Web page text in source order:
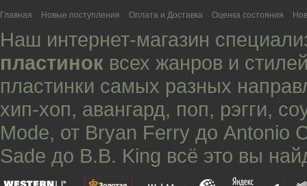
Главная Новые поступления Оплата и Доставка Оценка состояния
Наш интернет-магазин
пластинок всех жанров и
пластинки самых разных
хип-хоп, авангард, поп, рэгги,
Mode, от Bryan Ferry до Antonio
Sade до B.B. King всё это вы